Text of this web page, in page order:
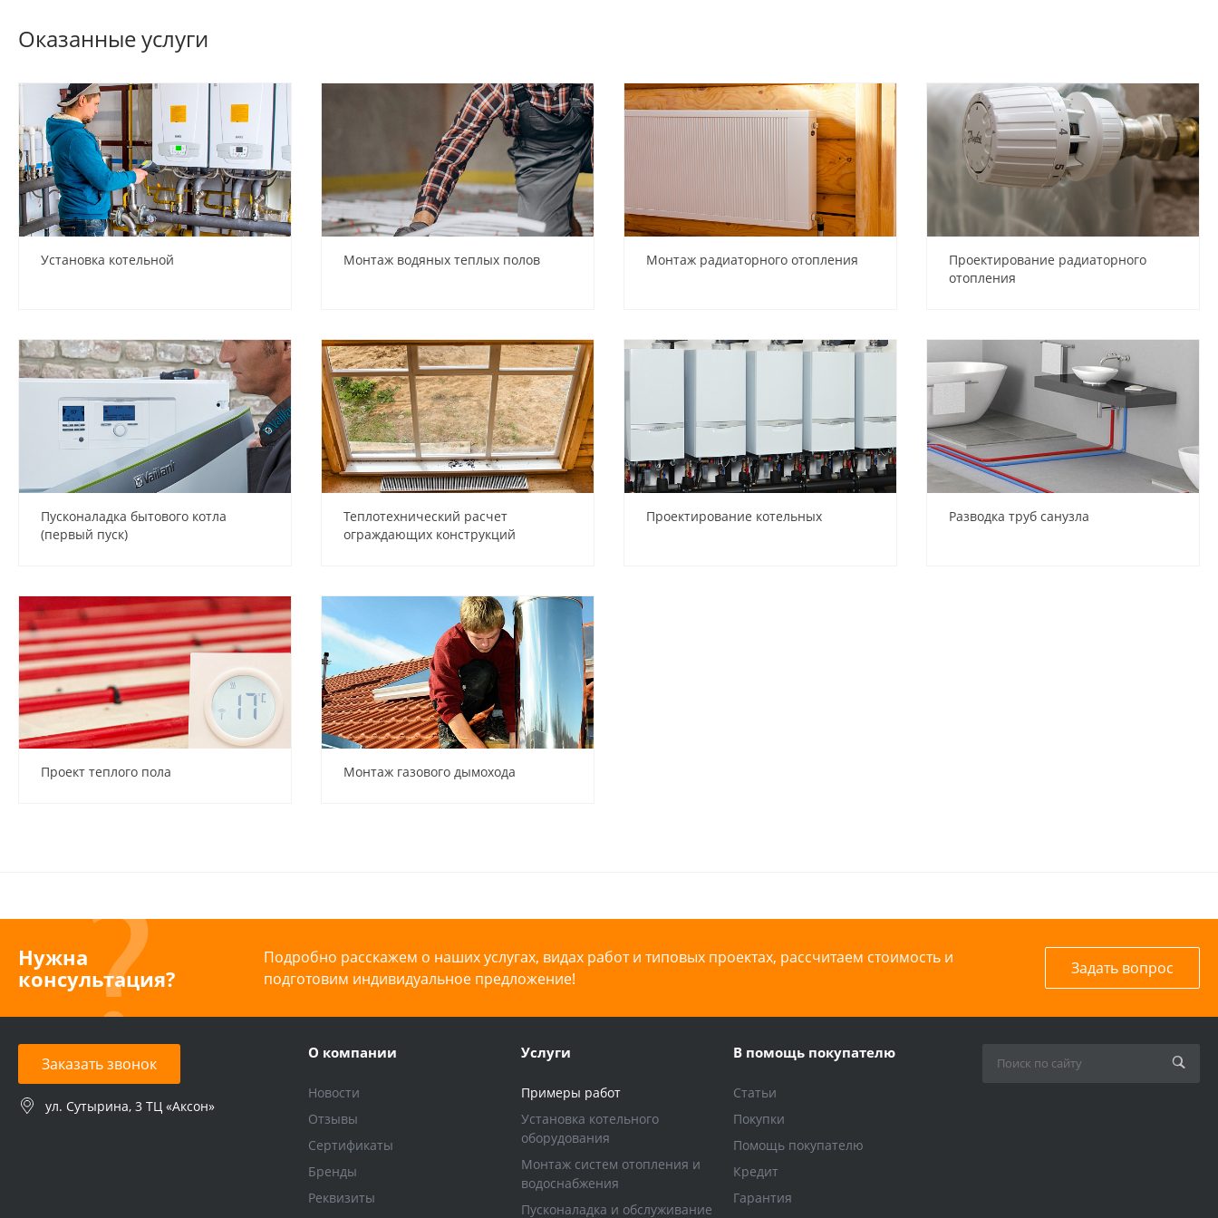
Оказанные услуги
Установка котельной Монтаж водяных теплых полов Монтаж радиаторного отопления
Проектирование радиаторного
отопления
Пусконаладка бытового котла
(первый пуск)
Теплотехнический расчет
ограждающих конструкций
Проектирование котельных Разводка труб санузла
Проект теплого пола Монтаж газового дымохода
Нужна
консультация?
Подробно расскажем о наших услугах, видах работ и типовых проектах, рассчитаем стоимость и
подготовим индивидуальное предложение!
Задать вопрос
Заказать звонок
ул. Сутырина, 3 ТЦ «Аксон»
О компании
Новости
Отзывы
Сертификаты
Бренды
Реквизиты
Услуги
Примеры работ
Установка котельного
оборудования
Монтаж систем отопления и
водоснабжения
Пусконаладка и обслуживание
В помощь покупателю
Статьи
Покупки
Помощь покупателю
Кредит
Гарантия